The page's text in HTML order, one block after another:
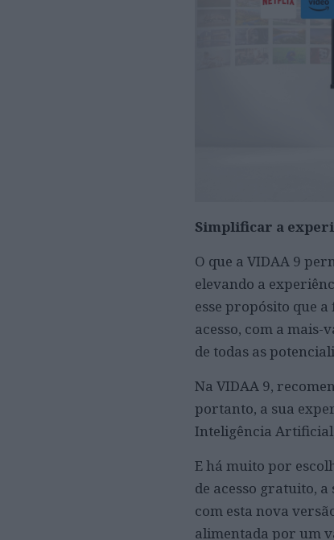
Simplificar a
O que a VIDAA 9
elevando a
esse propósito que
acesso, com a mais-
de todas as
Na VIDAA 9,
portanto, a sua
Inteligência
E há muito por
de acesso gratuito,
com esta nova
alimentada por um